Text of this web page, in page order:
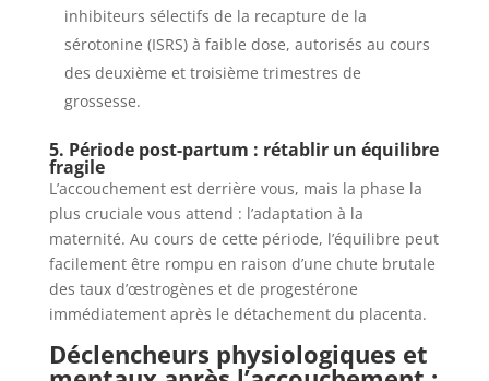
inhibiteurs sélectifs de la recapture de la
sérotonine (ISRS) à faible dose, autorisés au cours
des deuxième et troisième trimestres de
grossesse.
5. Période post-partum : rétablir un équilibre
fragile
L’accouchement est derrière vous, mais la phase la
plus cruciale vous attend : l’adaptation à la
maternité. Au cours de cette période, l’équilibre peut
facilement être rompu en raison d’une chute brutale
des taux d’œstrogènes et de progestérone
immédiatement après le détachement du placenta.
Déclencheurs physiologiques et